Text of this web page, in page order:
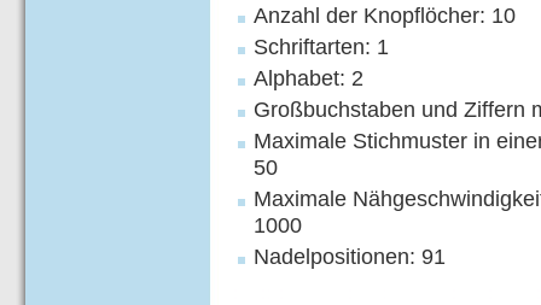
Anzahl der Knopflöcher: 10
Schriftarten: 1
Alphabet: 2
Großbuchstaben und Ziffern
Maximale Stichmuster in
50
Maximale
1000
Nadelpositionen: 91